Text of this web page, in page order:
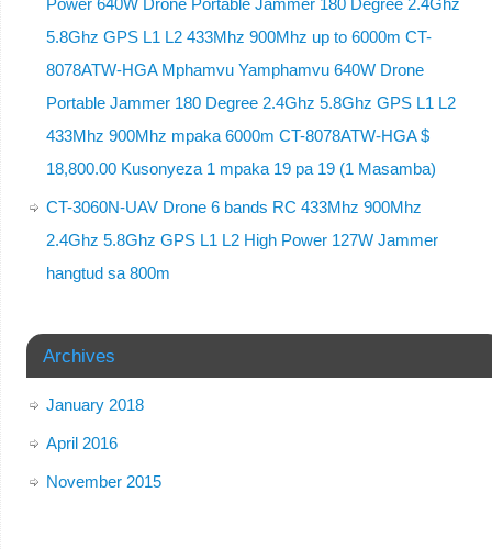
5.8Ghz GPS L1 L2 433Mhz 900Mhz up to 6000m CT-
8078ATW-HGA Mphamvu Yamphamvu 640W Drone
Portable Jammer 180 Degree 2.4Ghz 5.8Ghz GPS L1 L2
433Mhz 900Mhz mpaka 6000m CT-8078ATW-HGA $
18,800.00 Kusonyeza 1 mpaka 19 pa 19 (1 Masamba)
CT-3060N-UAV Drone 6 bands RC 433Mhz 900Mhz
2.4Ghz 5.8Ghz GPS L1 L2 High Power 127W Jammer
hangtud sa 800m
Archives
January 2018
April 2016
November 2015